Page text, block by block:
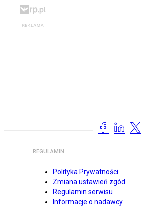
REGULAMIN
Polityka Prywatności
Zmiana ustawień zgód
Regulamin serwisu
Informacje o nadawcy